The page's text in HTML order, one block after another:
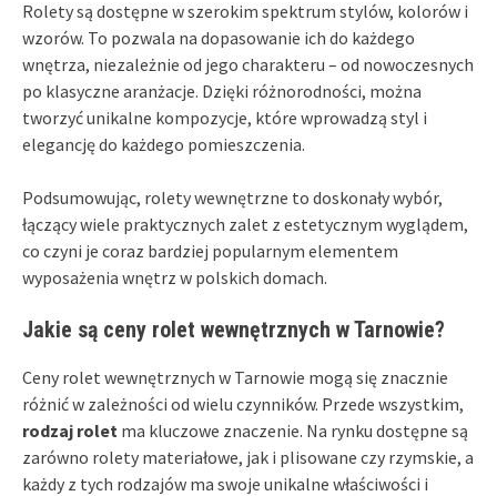
Rolety są dostępne w szerokim spektrum stylów, kolorów i
wzorów. To pozwala na dopasowanie ich do każdego
wnętrza, niezależnie od jego charakteru – od nowoczesnych
po klasyczne aranżacje. Dzięki różnorodności, można
tworzyć unikalne kompozycje, które wprowadzą styl i
elegancję do każdego pomieszczenia.
Podsumowując, rolety wewnętrzne to doskonały wybór,
łączący wiele praktycznych zalet z estetycznym wyglądem,
co czyni je coraz bardziej popularnym elementem
wyposażenia wnętrz w polskich domach.
Jakie są ceny rolet wewnętrznych w Tarnowie?
Ceny rolet wewnętrznych w Tarnowie mogą się znacznie
różnić w zależności od wielu czynników. Przede wszystkim,
rodzaj rolet ma kluczowe znaczenie. Na rynku dostępne są
zarówno rolety materiałowe, jak i plisowane czy rzymskie, a
każdy z tych rodzajów ma swoje unikalne właściwości i